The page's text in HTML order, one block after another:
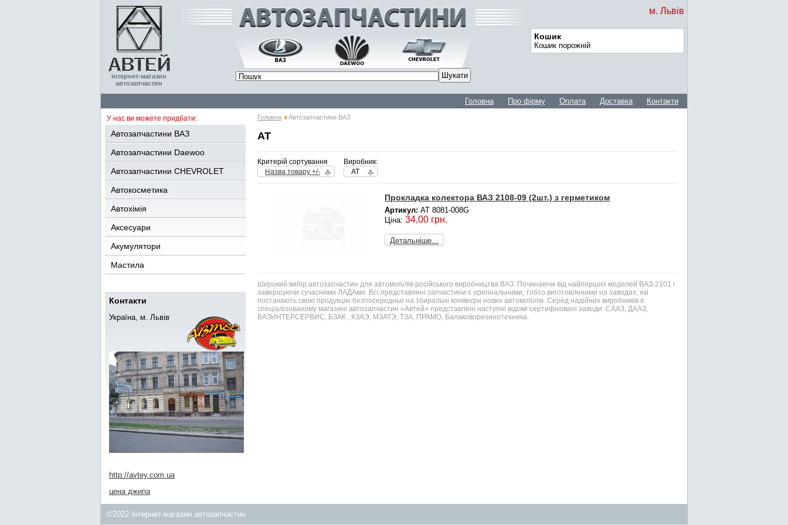
інтернет-магазин
автозапчастин
м. Львів
Кошик
Кошик порожній
Головна Про фірму Оплата Доставка Контакти
У нас ви можете придбати:
Автозапчастини ВАЗ
Автозапчастини Daewoo
Автозапчастини CHEVROLET
Автокосметика
Автохімія
Аксесуари
Акумулятори
Мастила
Контакти
Україна, м. Львів
http://avtey.com.ua
цена джипа
Головна Автозапчастини ВАЗ
AT
Критерій сортування
Назва товару +/-
Виробник:
AT
Прокладка колектора ВАЗ 2108-09 (2шт.) з герметиком
Артикул: AT 8081-008G
Ціна:34,00 грн.
Детальніше...
Широкий вибір автозапчастин для автомобілів російського виробництва ВАЗ. Починаючи від найперших моделей ВАЗ-2101 і
завершуючи сучасними ЛАДАми. Всі представлені запчастини є оригінальними, тобто виготовленими на заводах, які
постачають свою продукцію безпосередньо на збиральні конвеєри нових автомобілів. Серед надійних виробників в
спеціалізованому магазині автозапчастин «Автей» представлені наступні відомі сертифіковані заводи: СААЗ, ДААЗ,
ВАЗИНТЕРСЕРВИС, БЗАК , КЗАЭ, МЗАТЭ, ТЗА, ПРАМО, Балаковорезинотехника.
©2022 Інтернет-магазин автозапчастин